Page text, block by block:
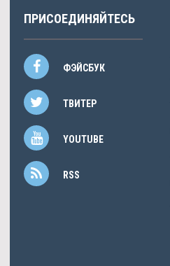
ПРИСОЕДИНЯЙТЕСЬ
ФЭЙСБУК
ТВИТЕР
YOUTUBE
RSS